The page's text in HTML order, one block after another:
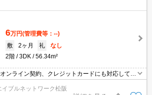
6万円(管理費等：--)
敷
2ヶ月 礼
なし
2階
3DK 56.34m²
ンライン契約、クレジットカードにも対応してお
約も可能ですのでお気軽にお問い合わせ下さい！
ブルネットワーク松阪